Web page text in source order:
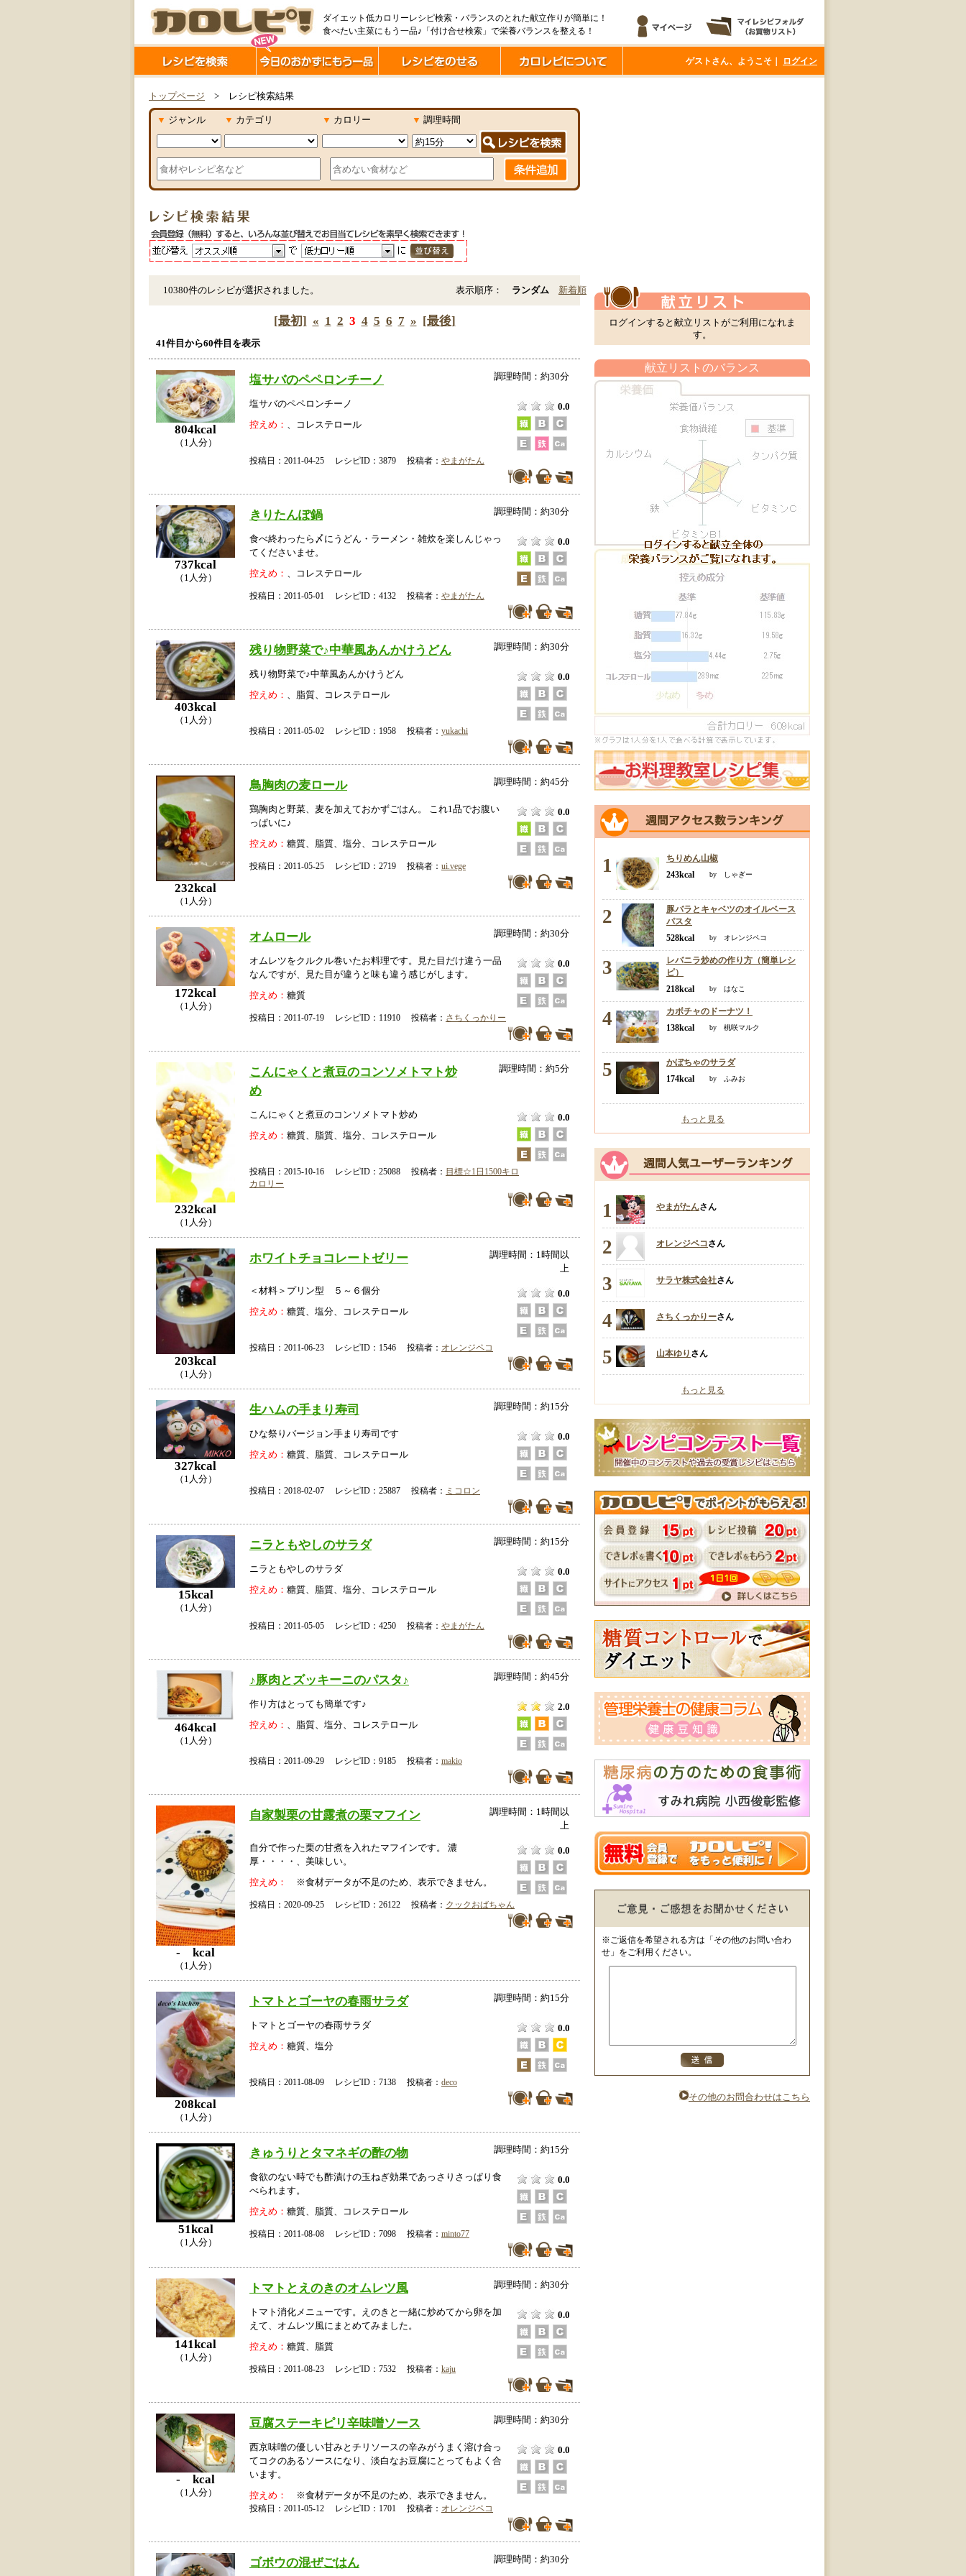
ダイエット低カロリーレシピ検索・バランスのとれた献立作りが簡単に！
食べたい主菜にもう一品♪「付け合せ検索」で栄養バランスを整える！
ゲストさん、ようこそ｜ ログイン
トップページ > レシピ検索結果
▼ ジャンル ▼ カテゴリ ▼ カロリー ▼ 調理時間
10380件のレシピが選択されました。 表示順序： ランダム 新着順
[最初] « 1 2 3 4 5 6 7 » [最後]
41件目から60件目を表示
804kcal
（1人分）
塩サバのペペロンチーノ 調理時間：約30分
塩サバのペペロンチーノ
0.0
控えめ： 、コレステロール
投稿日：2011-04-25 レシピID：3879 投稿者： やまがたん
737kcal
（1人分）
きりたんぽ鍋 調理時間：約30分
食べ終わったら〆にうどん・ラーメン・雑炊を楽しんじゃっ
てくださいませ。
0.0
控えめ： 、コレステロール
投稿日：2011-05-01 レシピID：4132 投稿者： やまがたん
403kcal
（1人分）
残り物野菜で♪中華風あんかけうどん 調理時間：約30分
残り物野菜で♪中華風あんかけうどん
0.0
控えめ： 、脂質、コレステロール
投稿日：2011-05-02 レシピID：1958 投稿者： yukachi
232kcal
（1人分）
鳥胸肉の麦ロール 調理時間：約45分
鶏胸肉と野菜、麦を加えておかずごはん。 これ1品でお腹い
っぱいに♪
0.0
控えめ： 糖質、脂質、塩分、コレステロール
投稿日：2011-05-25 レシピID：2719 投稿者： ui.vege
172kcal
（1人分）
オムロール 調理時間：約30分
オムレツをクルクル巻いたお料理です。見た目だけ違う一品
なんですが、見た目が違うと味も違う感じがします。
0.0
控えめ： 糖質
投稿日：2011-07-19 レシピID：11910 投稿者： さちくっかりー
232kcal
（1人分）
こんにゃくと煮豆のコンソメトマト炒
め
調理時間：約5分
こんにゃくと煮豆のコンソメトマト炒め
0.0
控えめ： 糖質、脂質、塩分、コレステロール
投稿日：2015-10-16 レシピID：25088 投稿者： 目標☆1日1500キロ
カロリー
203kcal
（1人分）
ホワイトチョコレートゼリー
調理時間：1時間以
上
＜材料＞プリン型 ５～６個分
0.0
控えめ： 糖質、塩分、コレステロール
投稿日：2011-06-23 レシピID：1546 投稿者： オレンジペコ
327kcal
（1人分）
生ハムの手まり寿司 調理時間：約15分
ひな祭りバージョン手まり寿司です
0.0
控えめ： 糖質、脂質、コレステロール
投稿日：2018-02-07 レシピID：25887 投稿者： ミコロン
15kcal
（1人分）
ニラともやしのサラダ 調理時間：約15分
ニラともやしのサラダ
0.0
控えめ： 糖質、脂質、塩分、コレステロール
投稿日：2011-05-05 レシピID：4250 投稿者： やまがたん
464kcal
（1人分）
♪豚肉とズッキーニのパスタ♪ 調理時間：約45分
作り方はとっても簡単です♪
2.0
控えめ：
、脂質、塩分、コレステロール
投稿日：2011-09-29 レシピID：9185 投稿者： makio
- kcal
（1人分）
自家製栗の甘露煮の栗マフイン
調理時間：1時間以
上
自分で作った栗の甘煮を入れたマフインです。 濃
厚・・・・、美味しい。
0.0
控えめ： ※食材データが不足のため、表示できません。
投稿日：2020-09-25 レシピID：26122 投稿者： クックおばちゃん
208kcal
（1人分）
トマトとゴーヤの春雨サラダ 調理時間：約15分
トマトとゴーヤの春雨サラダ
0.0
控えめ： 糖質、塩分
投稿日：2011-08-09 レシピID：7138 投稿者： deco
51kcal
（1人分）
きゅうりとタマネギの酢の物 調理時間：約15分
食欲のない時でも酢漬けの玉ねぎ効果であっさりさっぱり食
べられます。
0.0
控えめ： 糖質、脂質、コレステロール
投稿日：2011-08-08 レシピID：7098 投稿者： minto77
141kcal
（1人分）
トマトとえのきのオムレツ風 調理時間：約30分
トマト消化メニューです。えのきと一緒に炒めてから卵を加
えて、オムレツ風にまとめてみました。
0.0
控えめ： 糖質、脂質
投稿日：2011-08-23 レシピID：7532 投稿者： kaju
- kcal
（1人分）
豆腐ステーキピリ辛味噌ソース 調理時間：約30分
西京味噌の優しい甘みとチリソースの辛みがうまく溶け合っ
てコクのあるソースになり、淡白なお豆腐にとってもよく合
います。
0.0
控えめ： ※食材データが不足のため、表示できません。
投稿日：2011-05-12 レシピID：1701 投稿者： オレンジペコ
ゴボウの混ぜごはん 調理時間：約30分
ログインすると献立リストがご利用になれま
す。
献立リストのバランス
1
ちりめん山椒
243kcal
by しゃぎー
2
豚バラとキャベツのオイルベース
パスタ
528kcal
by オレンジペコ
3
レバニラ炒めの作り方（簡単レシ
ピ）
218kcal
by はなこ
4
カボチャのドーナツ！
138kcal
by 桃咲マルク
5
かぼちゃのサラダ
174kcal
by ふみお
もっと見る
1 やまがたんさん
2 オレンジペコさん
3 サラヤ株式会社さん
4 さちくっかりーさん
5 山本ゆり さん
もっと見る
※ご返信を希望される方は「その他のお問い合わ
せ」をご利用ください。
その他のお問合わせはこちら